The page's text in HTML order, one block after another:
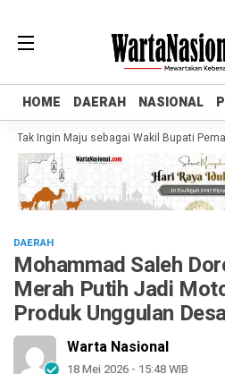
HOME DAERAH NASIONAL
HOME DAERAH NASIONAL
Ingin Maju sebagai Wakil Bupati Pemalang
DAERAH
Mohammad Saleh
Merah Putih Jadi
Produk Unggulan
Warta Nasional
18 Mei 2026 - 15:48 WIB